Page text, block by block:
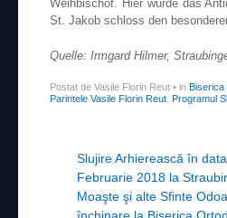
Weihbischof. Hier wurde das
St. Jakob schloss den
Quelle: Irmgard Hilmer,
Postat de Vasile Florin Reut • in Biserica
Parintele Vasile Florin Reut Programul
Post navigation
Slujire Arhierească în
Februarie 2018 la
Moaşte şi alte Sfinte